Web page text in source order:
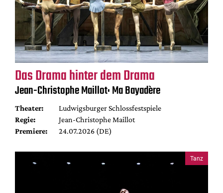
Das Drama hinter dem Drama
Jean-Christophe Maillot: Ma Bayadère
Theater:
Ludwigsburger Schlossfestspiele
Regie:
Jean-Christophe Maillot
Premiere:
24.07.2026 (DE)
Tanz